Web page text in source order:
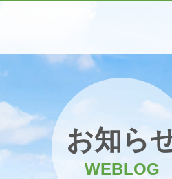
お知ら
WEBLOG